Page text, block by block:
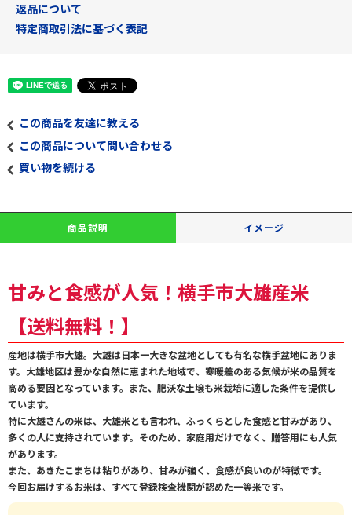
返品について
特定商取引法に基づく表記
この商品を友達に教える
この商品について問い合わせる
買い物を続ける
商品説明 イメージ
甘みと食感が人気！横手市大雄産米
【送料無料！】
産地は横手市大雄。大雄は日本一大きな盆地としても有名な横手盆地にありま
す。大雄地区は豊かな自然に恵まれた地域で、寒暖差のある気候が米の品質を
高める要因となっています。また、肥沃な土壌も米栽培に適した条件を提供し
ています。
特に大雄さんの米は、大雄米とも言われ、ふっくらとした食感と甘みがあり、
多くの人に支持されています。そのため、家庭用だけでなく、贈答用にも人気
があります。
また、あきたこまちは粘りがあり、甘みが強く、食感が良いのが特徴です。
今回お届けするお米は、すべて登録検査機関が認めた一等米です。